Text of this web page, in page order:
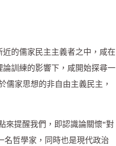
的儒家民主主義者之中，咸在
訓練的影響下，咸開始探尋一
儒家思想的非自由主義民主，
來提醒我們，即認識論關懷“對
名哲學家，同時也是現代政治